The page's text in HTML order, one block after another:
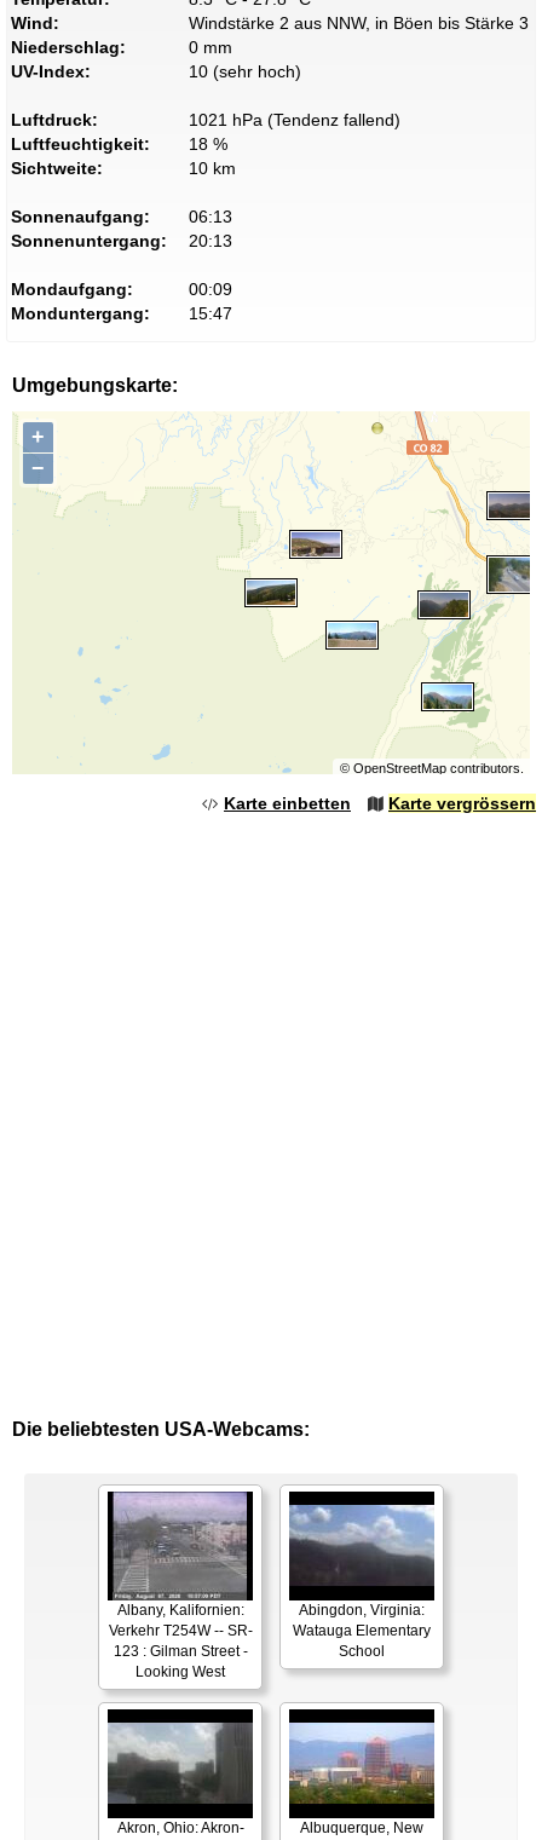
Wind:
Windstärke 2 aus NNW, in Böen bis Stärke 3
Niederschlag:
0 mm
UV-Index:
10 (sehr hoch)
Luftdruck:
1021 hPa (Tendenz fallend)
Luftfeuchtigkeit:
18 %
Sichtweite:
10 km
Sonnenaufgang:
06:13
Sonnenuntergang:
20:13
Mondaufgang:
00:09
Monduntergang:
15:47
Umgebungskarte:
+
−
© OpenStreetMapcontributors.
Karte einbetten Karte vergrössern
Die beliebtesten USA-Webcams:
Albany, Kalifornien:
Verkehr T254W -- SR-
123 : Gilman Street -
Looking West
Abingdon, Virginia:
Watauga Elementary
School
Akron, Ohio: Akron-
Albuquerque, New